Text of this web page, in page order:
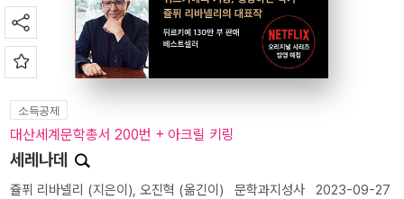
소득공제
대산세계문학총서 200번 + 아크릴 키링
세레나데
쥴퓌 리바넬리 (지은이), 오진혁 (옮긴이) 문학과지성사 2023-09-27